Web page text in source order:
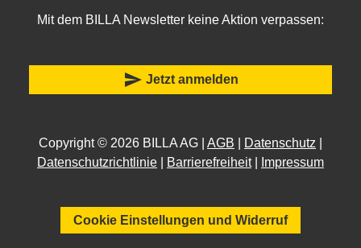
Mit dem BILLA Newsletter keine Aktion verpassen:
send Jetzt anmelden
Copyright © 2026 BILLA AG | AGB Datenschutz
Datenschutzrichtlinie
Barrierefreiheit| Impressum
Cookie Einstellungen und Widerruf